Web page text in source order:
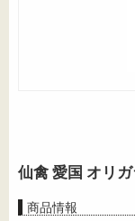
仙禽 愛国 オリ
商品情報